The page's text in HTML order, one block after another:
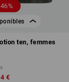
ten, femmes
€